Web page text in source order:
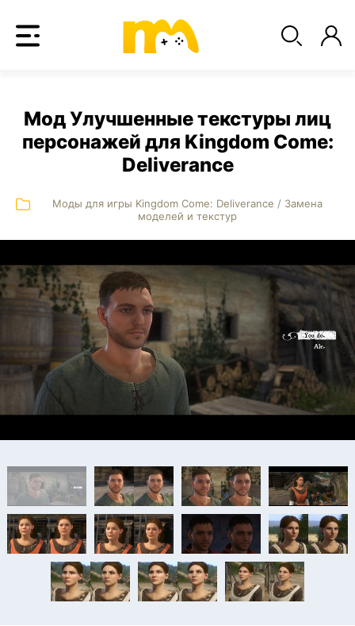
Мод Улучшенные текстуры лиц
персонажей для Kingdom Come:
Deliverance
Моды для игры Kingdom Come: Deliverance / Замена
моделей и текстур